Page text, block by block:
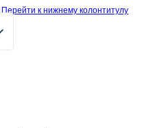
Перейти к нижнему колонтитулу